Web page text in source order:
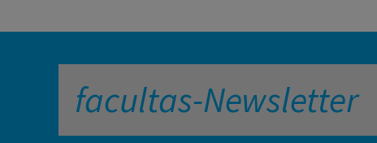
facultas-Newsletter